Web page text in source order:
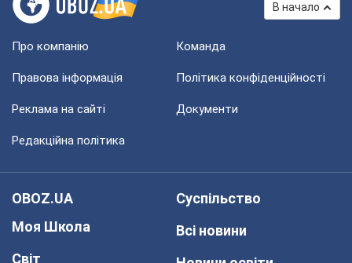
В начало
Про компанію Команда
Правова інформація Політика конфіденційності
Реклама на сайті Документи
Редакційна політика
OBOZ.UA
Моя Школа
Світ
Суспільство
Всі новини